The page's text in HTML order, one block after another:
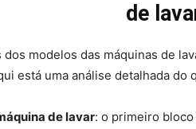
de
dos modelos das máquinas de
está uma análise detalhada do
de lavar: o primeiro